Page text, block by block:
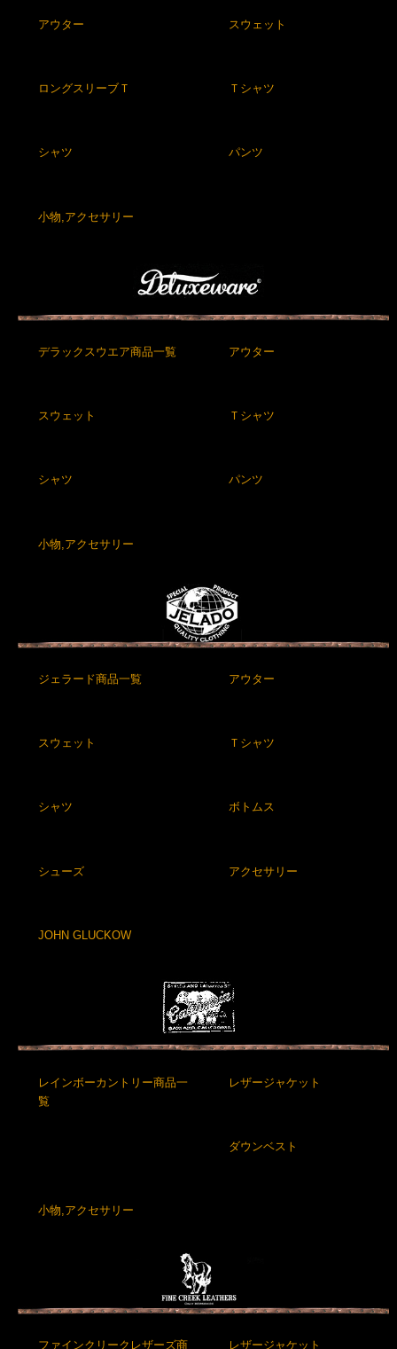
アウター スウェット
ロングスリーブＴ Ｔシャツ
シャツ パンツ
小物,アクセサリー
デラックスウエア商品一覧 アウター
スウェット Ｔシャツ
シャツ パンツ
小物,アクセサリー
ジェラード商品一覧 アウター
スウェット Ｔシャツ
シャツ ボトムス
シューズ アクセサリー
JOHN GLUCKOW
レインボーカントリー商品一
覧
レザージャケット
ダウンベスト
小物,アクセサリー
ファインクリークレザーズ商 レザージャケット